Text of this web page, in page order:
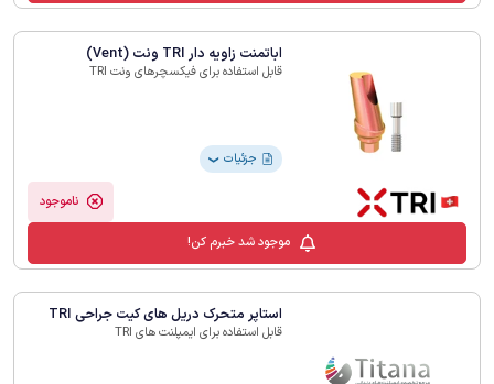
اباتمنت زاویه دار TRI ونت (Vent)
قابل استفاده برای فیکسچرهای ونت TRI
جزئیات ❯
ناموجود
موجود شد خبرم کن!
استاپر متحرک دریل های کیت جراحی TRI
قابل استفاده برای ایمپلنت های TRI